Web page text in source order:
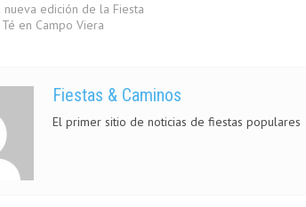
nueva edición de la Fiesta
en Campo Viera
Fiestas & Caminos
El primer sitio de noticias de fiestas populares